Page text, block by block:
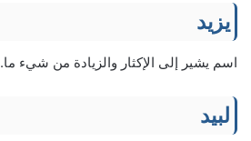
يزيد
اسم يشير إلى الإكثار والزيادة من شيء ما.
لبيد